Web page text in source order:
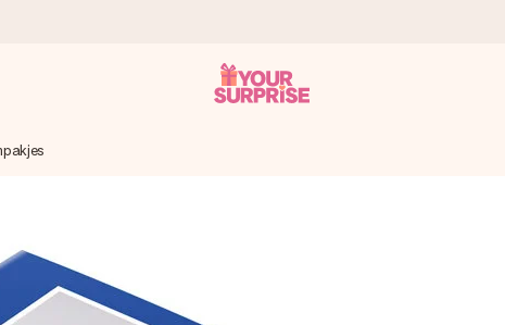
onderweg is - zodat jij kunt geven op precies het juiste moment,
met een 4,7 op Google Reviews